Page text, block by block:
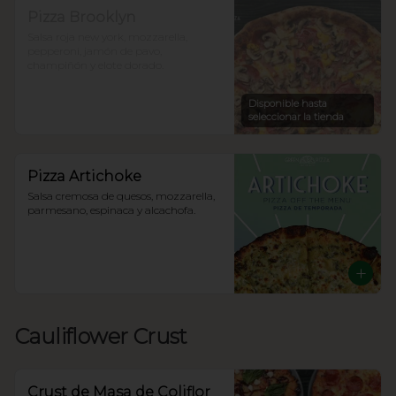
Disponible hasta
seleccionar la tienda
Pizza Artichoke
Salsa cremosa de quesos, mozzarella,
parmesano, espinaca y alcachofa.
Cauliflower Crust
Crust de Masa de Coliflor